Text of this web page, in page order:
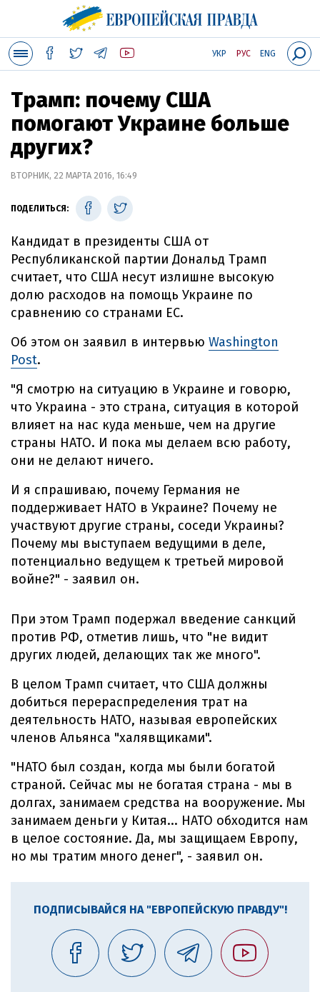
УКР РУС ENG
Трамп: почему США
помогают Украине больше
других?
ВТОРНИК, 22 МАРТА 2016, 16:49
ПОДЕЛИТЬСЯ:
Кандидат в президенты США от
Республиканской партии Дональд Трамп
считает, что США несут излишне высокую
долю расходов на помощь Украине по
сравнению со странами ЕС.
Об этом он заявил в интервью Washington
Post.
"Я смотрю на ситуацию в Украине и говорю,
что Украина - это страна, ситуация в которой
влияет на нас куда меньше, чем на другие
страны НАТО. И пока мы делаем всю работу,
они не делают ничего.
И я спрашиваю, почему Германия не
поддерживает НАТО в Украине? Почему не
участвуют другие страны, соседи Украины?
Почему мы выступаем ведущими в деле,
потенциально ведущем к третьей мировой
войне?" - заявил он.
При этом Трамп подержал введение санкций
против РФ, отметив лишь, что "не видит
других людей, делающих так же много".
В целом Трамп считает, что США должны
добиться перераспределения трат на
деятельность НАТО, называя европейских
членов Альянса "халявщиками".
"НАТО был создан, когда мы были богатой
страной. Сейчас мы не богатая страна - мы в
долгах, занимаем средства на вооружение. Мы
занимаем деньги у Китая... НАТО обходится нам
в целое состояние. Да, мы защищаем Европу,
но мы тратим много денег", - заявил он.
ПОДПИСЫВАЙСЯ НА "ЕВРОПЕЙСКУЮ ПРАВДУ"!